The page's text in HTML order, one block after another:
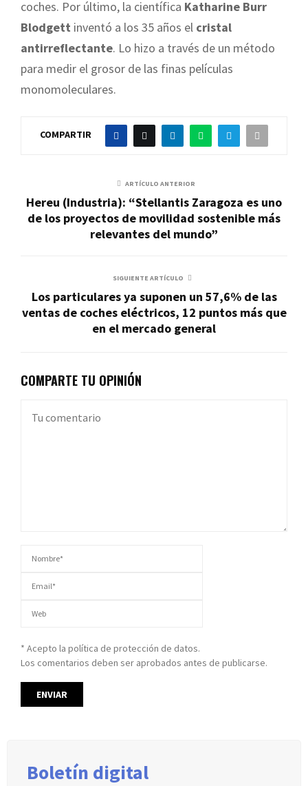
coches. Por último, la científica Katharine Burr
Blodgett inventó a los 35 años el cristal
antirreflectante. Lo hizo a través de un método
para medir el grosor de las finas películas
monomoleculares.
COMPARTIR
ARTÍCULO ANTERIOR
Hereu (Industria): “Stellantis Zaragoza es uno
de los proyectos de movilidad sostenible más
relevantes del mundo”
SIGUIENTE ARTÍCULO
Los particulares ya suponen un 57,6% de las
ventas de coches eléctricos, 12 puntos más que
en el mercado general
COMPARTE TU OPINIÓN
* Acepto la política de protección de datos.
Los comentarios deben ser aprobados antes de publicarse.
Boletín digital